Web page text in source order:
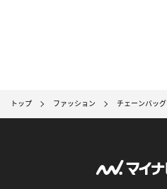
トップ ファッション チェーンバッグ